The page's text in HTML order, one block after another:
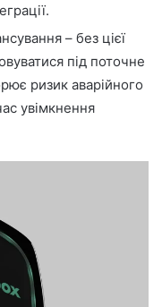
– без цієї
під поточне
ризик аварійного
увімкнення